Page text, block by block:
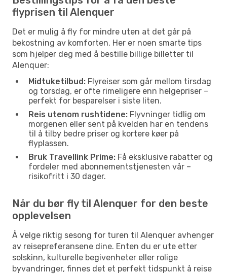
flyprisen til Alenquer
Det er mulig å fly for mindre uten at det går på
bekostning av komforten. Her er noen smarte tips
som hjelper deg med å bestille billige billetter til
Alenquer:
Midtuketilbud: Flyreiser som går mellom tirsdag
og torsdag, er ofte rimeligere enn helgepriser –
perfekt for besparelser i siste liten.
Reis utenom rushtidene: Flyvninger tidlig om
morgenen eller sent på kvelden har en tendens
til å tilby bedre priser og kortere køer på
flyplassen.
Bruk Travellink Prime: Få eksklusive rabatter og
fordeler med abonnementstjenesten vår –
risikofritt i 30 dager.
Når du bør fly til Alenquer for den beste
opplevelsen
Å velge riktig sesong for turen til Alenquer avhenger
av reisepreferansene dine. Enten du er ute etter
solskinn, kulturelle begivenheter eller rolige
byvandringer, finnes det et perfekt tidspunkt å reise